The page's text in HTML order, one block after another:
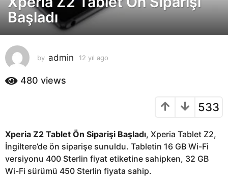
y
ı
l
a
g
1
l
a
g
o
Başladı
by admin 12 yıl ago
480 views
533
Xperia Z2 Tablet Ön Siparişi Başladı, Xperia Tablet Z2,
İngiltere’de ön siparişe sunuldu. Tabletin 16 GB Wi-Fi
versiyonu 400 Sterlin fiyat etiketine sahipken, 32 GB
Wi-Fi sürümü 450 Sterlin fiyata sahip.